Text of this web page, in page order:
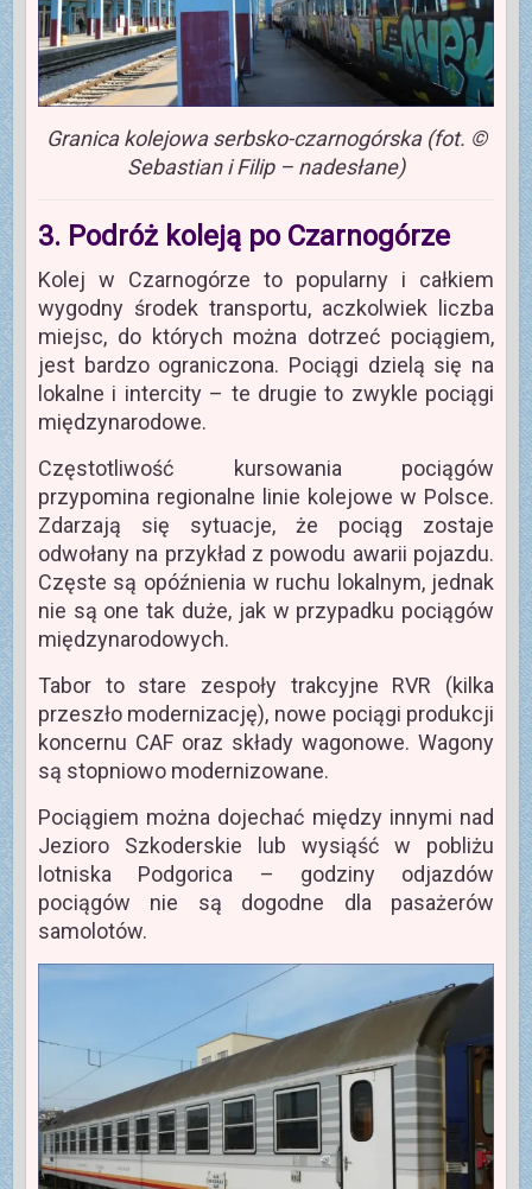
Granica kolejowa serbsko-czarnogórska (fot. ©
Sebastian i Filip – nadesłane)
3. Podróż koleją po Czarnogórze
Kolej w Czarnogórze to popularny i całkiem
wygodny środek transportu, aczkolwiek liczba
miejsc, do których można dotrzeć pociągiem,
jest bardzo ograniczona. Pociągi dzielą się na
lokalne i intercity – te drugie to zwykle pociągi
międzynarodowe.
Częstotliwość kursowania pociągów
przypomina regionalne linie kolejowe w Polsce.
Zdarzają się sytuacje, że pociąg zostaje
odwołany na przykład z powodu awarii pojazdu.
Częste są opóźnienia w ruchu lokalnym, jednak
nie są one tak duże, jak w przypadku pociągów
międzynarodowych.
Tabor to stare zespoły trakcyjne RVR (kilka
przeszło modernizację), nowe pociągi produkcji
koncernu CAF oraz składy wagonowe. Wagony
są stopniowo modernizowane.
Pociągiem można dojechać między innymi nad
Jezioro Szkoderskie lub wysiąść w pobliżu
lotniska Podgorica – godziny odjazdów
pociągów nie są dogodne dla pasażerów
samolotów.